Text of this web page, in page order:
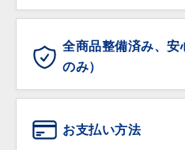
に努めています。
対象となる海外からの旅行
利用いただけます。
全商品整備済み、安
のみ）
ANTIQURIOUSでは、大切
ただけるよう、販売前の全
ル（分解洗浄及び精度調整
お支払い方法